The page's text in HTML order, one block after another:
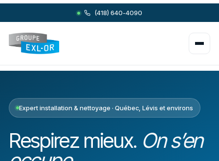
(418) 640-4090
Expert installation & nettoyage · Québec, Lévis et environs
Respirez mieux. On s’en